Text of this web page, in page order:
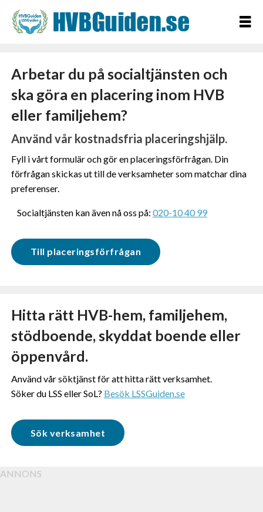
Arbetar du på socialtjänsten och
ska göra en placering inom HVB
eller familjehem?
Använd vår kostnadsfria placeringshjälp.
Fyll i vårt formulär och gör en placeringsförfrågan. Din
förfrågan skickas ut till de verksamheter som matchar dina
preferenser.
Socialtjänsten kan även nå oss på: 020-10 40 99
Till placeringsförfrågan
Hitta rätt HVB-hem, familjehem,
stödboende, skyddat boende eller
öppenvård.
Använd vår söktjänst för att hitta rätt verksamhet.
Söker du LSS eller SoL? Besök LSSGuiden.se
Sök verksamhet
ANNONS